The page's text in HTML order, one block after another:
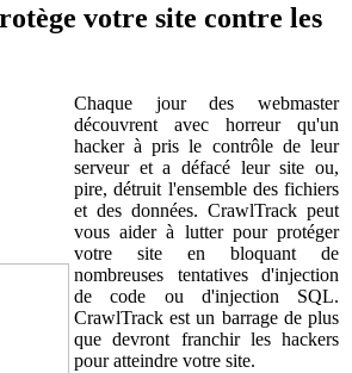
votre site contre les
Chaque jour des webmaster
découvrent avec horreur qu'un
hacker à pris le contrôle de leur
serveur et a défacé leur site ou,
pire, détruit l'ensemble des fichiers
et des données. CrawlTrack peut
vous aider à lutter pour protéger
votre site en bloquant de
nombreuses tentatives d'injection
de code ou d'injection SQL.
CrawlTrack est un barrage de plus
que devront franchir les hackers
pour atteindre votre site.